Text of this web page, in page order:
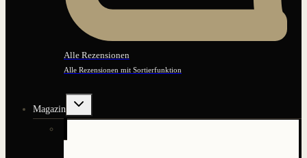
Alle Rezensionen
Alle Rezensionen mit Sortierfunktion
Magazin
Untermenü
umschalten